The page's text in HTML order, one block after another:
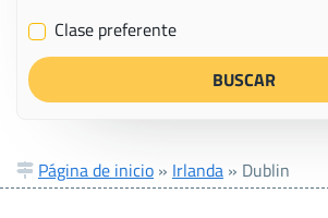
✔ Clase preferente
Página de inicio » Irlanda » Dublin